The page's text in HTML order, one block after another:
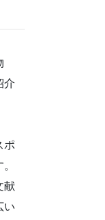
介
ポ
献
い